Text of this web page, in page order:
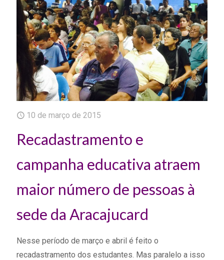
10 de março de 2015
Recadastramento e
campanha educativa atraem
maior número de pessoas à
sede da Aracajucard
Nesse período de março e abril é feito o
recadastramento dos estudantes. Mas paralelo a isso